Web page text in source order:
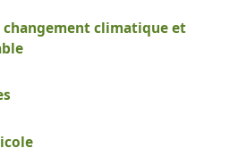
climatique et